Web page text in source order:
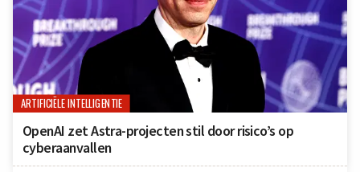
ARTIFICIËLE INTELLIGENTIE
OpenAI zet Astra-projecten stil door risico’s op
cyberaanvallen